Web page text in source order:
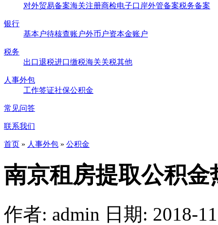
对外贸易备案海关注册商检电子口岸外管备案税务备案
银行
基本户待核查账户外币户资本金账户
税务
出口退税进口缴税海关关税其他
人事外包
工作签证社保公积金
常见问答
联系我们
首页 » 人事外包 » 公积金
南京租房提取公积金
作者: admin 日期: 2018-